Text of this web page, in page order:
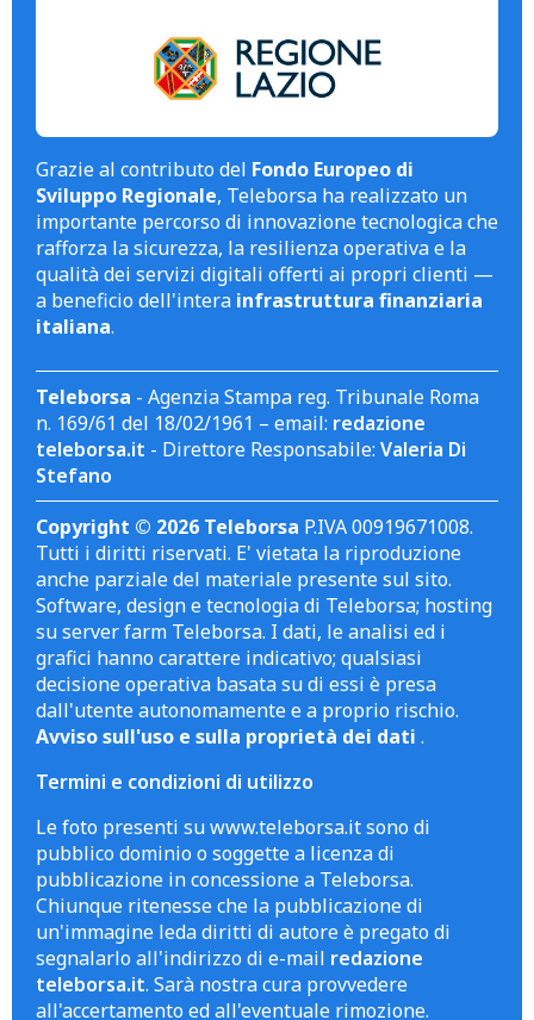
Grazie al contributo del Fondo Europeo di
Sviluppo Regionale, Teleborsa ha realizzato un
importante percorso di innovazione tecnologica che
rafforza la sicurezza, la resilienza operativa e la
qualità dei servizi digitali offerti ai propri clienti —
a beneficio dell'intera infrastruttura finanziaria
italiana.
Teleborsa - Agenzia Stampa reg. Tribunale Roma
n. 169/61 del 18/02/1961 – email: redazione
teleborsa.it - Direttore Responsabile: Valeria Di
Stefano
Copyright © 2026 Teleborsa P.IVA 00919671008.
Tutti i diritti riservati. E' vietata la riproduzione
anche parziale del materiale presente sul sito.
Software, design e tecnologia di Teleborsa; hosting
su server farm Teleborsa. I dati, le analisi ed i
grafici hanno carattere indicativo; qualsiasi
decisione operativa basata su di essi è presa
dall'utente autonomamente e a proprio rischio.
Avviso sull'uso e sulla proprietà dei dati .
Termini e condizioni di utilizzo
Le foto presenti su www.teleborsa.it sono di
pubblico dominio o soggette a licenza di
pubblicazione in concessione a Teleborsa.
Chiunque ritenesse che la pubblicazione di
un'immagine leda diritti di autore è pregato di
segnalarlo all'indirizzo di e-mail redazione
teleborsa.it. Sarà nostra cura provvedere
all'accertamento ed all'eventuale rimozione.